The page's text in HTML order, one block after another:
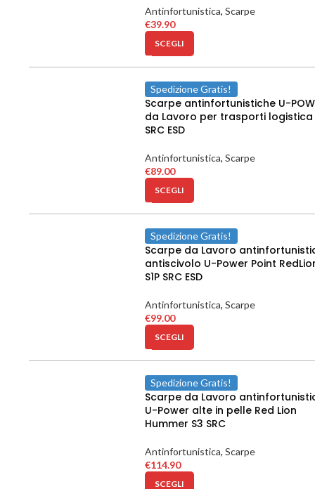
Antinfortunistica, Scarpe
€39.90
SCEGLI
Spedizione Gratis!
Scarpe antinfortunistiche U-
da Lavoro per trasporti logistica
SRC ESD
Antinfortunistica, Scarpe
€89.00
SCEGLI
Spedizione Gratis!
Scarpe da Lavoro
antiscivolo U-Power Point
S1P SRC ESD
Antinfortunistica, Scarpe
€99.00
SCEGLI
Spedizione Gratis!
Scarpe da Lavoro
U-Power alte in pelle Red Lion
Hummer S3 SRC
Antinfortunistica, Scarpe
€114.90
SCEGLI